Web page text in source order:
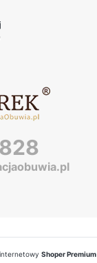
Shoper Premium
0. Zobacz